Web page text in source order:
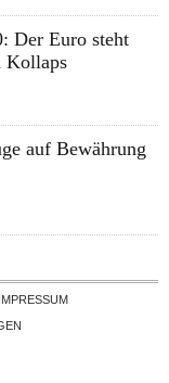
Der Euro steht
Kollaps
auf Bewährung
IMPRESSUM